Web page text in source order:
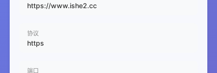
https://www.ishe2.cc
协议
https
端口